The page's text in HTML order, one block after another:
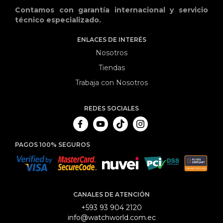
Contamos con garantía internacional y servicio
técnico especializado.
ENLACES DE INTERÉS
Nosotros
Tiendas
Trabaja con Nosotros
REDES SOCIALES
PAGOS 100% SEGUROS
CANALES DE ATENCIÓN
+593 93 904 2120
info@watchworld.com.ec